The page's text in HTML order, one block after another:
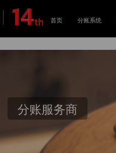
首页 分账系统
分账服务商